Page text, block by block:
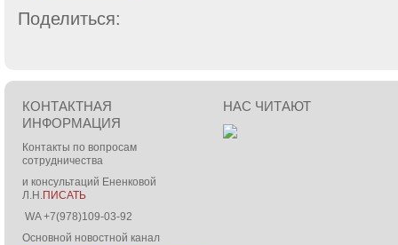
Поделиться:
КОНТАКТНАЯ
ИНФОРМАЦИЯ
Контакты по вопросам
сотрудничества
и консультаций Ененковой
Л.Н.ПИСАТЬ
WA +7(978)109-03-92
Основной новостной канал
НАС ЧИТАЮТ